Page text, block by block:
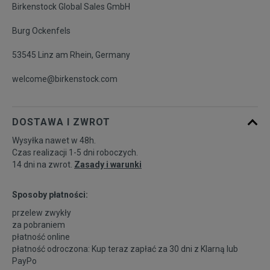
Birkenstock Global Sales GmbH
Burg Ockenfels
53545 Linz am Rhein, Germany
welcome@birkenstock.com
DOSTAWA I ZWROT
Wysyłka nawet w 48h.
Czas realizacji 1-5 dni roboczych.
14 dni na zwrot. Zasady i warunki
Sposoby płatności:
przelew zwykły
za pobraniem
płatność online
płatność odroczona: Kup teraz zapłać za 30 dni z Klarną lub
PayPo